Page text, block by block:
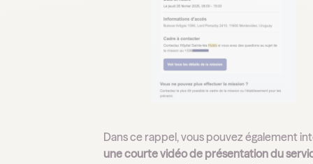
Dans ce rappel, vous pouvez également
une courte vidéo de présentation du